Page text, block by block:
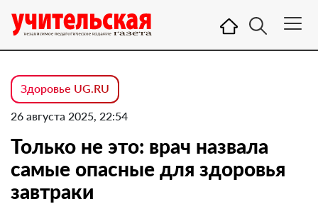
Здоровье UG.RU
26 августа 2025, 22:54
Только не это: врач назвала
самые опасные для здоровья
завтраки